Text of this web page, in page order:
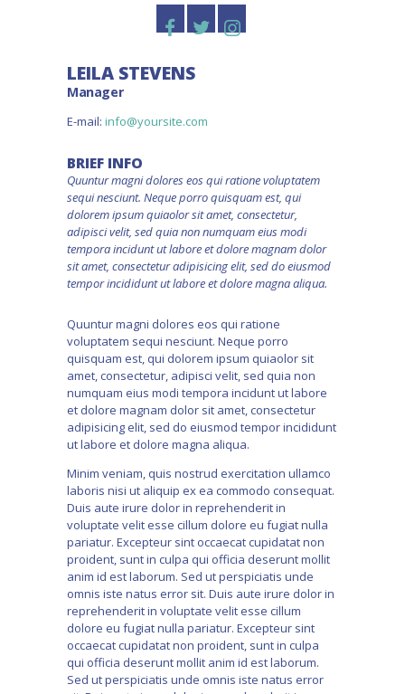
LEILA STEVENS
Manager
E-mail: info@yoursite.com
BRIEF INFO
Quuntur magni dolores eos qui ratione voluptatem
sequi nesciunt. Neque porro quisquam est, qui
dolorem ipsum quiaolor sit amet, consectetur,
adipisci velit, sed quia non numquam eius modi
tempora incidunt ut labore et dolore magnam dolor
sit amet, consectetur adipisicing elit, sed do eiusmod
tempor incididunt ut labore et dolore magna aliqua.
Quuntur magni dolores eos qui ratione
voluptatem sequi nesciunt. Neque porro
quisquam est, qui dolorem ipsum quiaolor sit
amet, consectetur, adipisci velit, sed quia non
numquam eius modi tempora incidunt ut labore
et dolore magnam dolor sit amet, consectetur
adipisicing elit, sed do eiusmod tempor incididunt
ut labore et dolore magna aliqua.
Minim veniam, quis nostrud exercitation ullamco
laboris nisi ut aliquip ex ea commodo consequat.
Duis aute irure dolor in reprehenderit in
voluptate velit esse cillum dolore eu fugiat nulla
pariatur. Excepteur sint occaecat cupidatat non
proident, sunt in culpa qui officia deserunt mollit
anim id est laborum. Sed ut perspiciatis unde
omnis iste natus error sit. Duis aute irure dolor in
reprehenderit in voluptate velit esse cillum
dolore eu fugiat nulla pariatur. Excepteur sint
occaecat cupidatat non proident, sunt in culpa
qui officia deserunt mollit anim id est laborum.
Sed ut perspiciatis unde omnis iste natus error